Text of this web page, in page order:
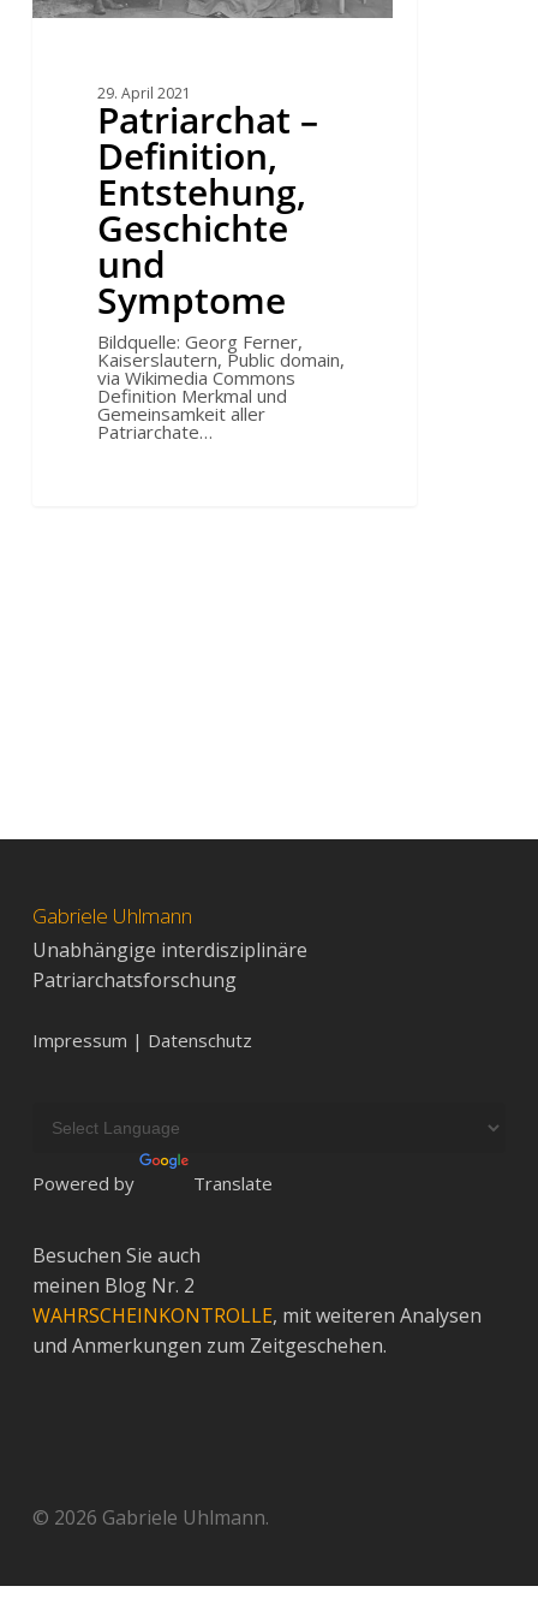
29. April 2021
Patriarchat –
Definition,
Entstehung,
Geschichte
und
Symptome
Bildquelle: Georg Ferner,
Kaiserslautern, Public domain,
via Wikimedia Commons
Definition Merkmal und
Gemeinsamkeit aller
Patriarchate…
Gabriele Uhlmann
Unabhängige interdisziplinäre
Patriarchatsforschung
Impressum | Datenschutz
Powered by Translate
Besuchen Sie auch
meinen Blog Nr. 2
WAHRSCHEINKONTROLLE, mit weiteren Analysen
und Anmerkungen zum Zeitgeschehen.
© 2026 Gabriele Uhlmann.